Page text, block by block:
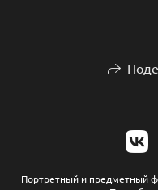
Портретный и предметный